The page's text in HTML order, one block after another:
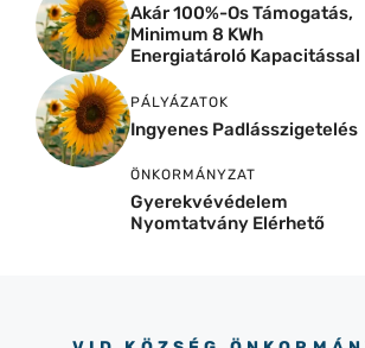
Akár 100%-Os Támogatás,
Minimum 8 KWh
Energiatároló Kapacitással
PÁLYÁZATOK
Ingyenes Padlásszigetelés
ÖNKORMÁNYZAT
Gyerekvévédelem
Nyomtatvány Elérhető